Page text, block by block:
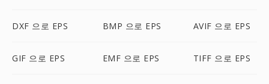
DXF 으로 EPS BMP 으로 EPS AVIF 으로 EPS
GIF 으로 EPS EMF 으로 EPS TIFF 으로 EPS